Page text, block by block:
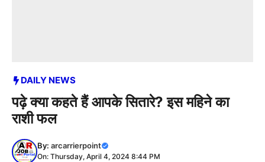
DAILY NEWS
पढ़े क्या कहते हैं आपके सितारे? इस महिने का
राशी फल
By: arcarrierpoint
On: Thursday, April 4, 2024 8:44 PM